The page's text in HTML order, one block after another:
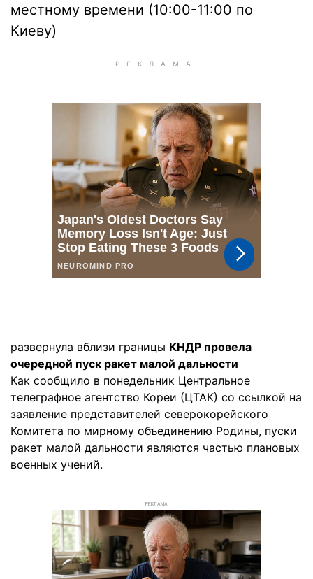
местному времени (10:00-11:00 по
Киеву)
развернула вблизи границы КНДР провела
очередной пуск ракет малой дальности
Как сообщило в понедельник Центральное
телеграфное агентство Кореи (ЦТАК) со ссылкой на
заявление представителей северокорейского
Комитета по мирному объединению Родины, пуски
ракет малой дальности являются частью плановых
военных учений.
РЕКЛАМА